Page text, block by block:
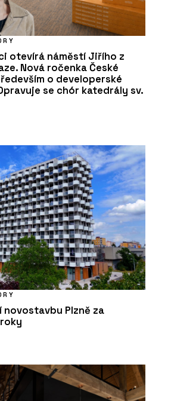
otevírá náměstí Jiřího z
Nová ročenka České
o developerské
se chór katedrály sv.
novostavbu Plzně za